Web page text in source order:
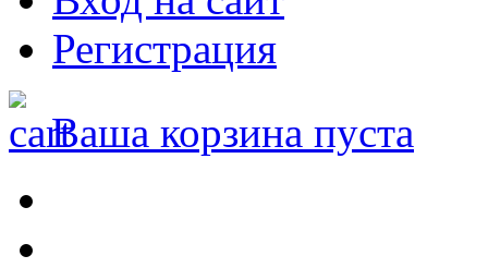
Регистрация
Ваша корзина пуста